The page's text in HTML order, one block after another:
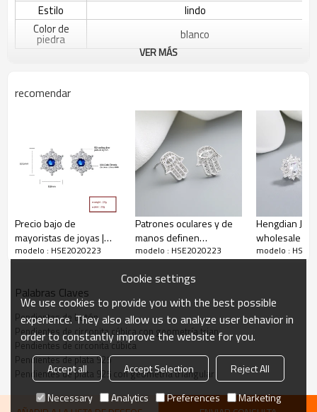
Estilo
lindo
Color de
piedra
blanco
El tiempo de
entrega
Descripción de los pendientes de botón de plata de ley 925 con
VER MÁS
recomendar
Precio bajo de
mayoristas de joyas |
Sólido simple copo de
de plata S925
modelo : HSE2020223
Patrones oculares y de
manos definen
pendientes de mujer
cúbica y tremella
modelo : HSE2020223
Hengdian
wholesale
pendientes
modelo :
Palabras Claves
Pendientes de botón
Pendientes de circonita cúbica con geometría trian
Pendientes de circonita cúbica
Pendientes de plata 925
Pendientes de plata 925 con geometría triangular
Cookie settings
We use cookies to provide you with the best possible
experience. They also allow us to analyze user behavior in
order to constantly improve the website for you.
Accept all Accept Selection
Reject All
Necessary
Analytics Preferences Marketing